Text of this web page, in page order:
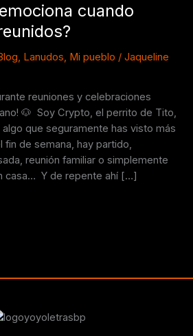
cuando
, Lanudos, Mi pueblo /Jaqueline
reuniones y celebraciones
🐶 Soy Crypto, el perrito de Tito,
que seguramente has visto más
de semana, hay partido,
reunión familiar o simplemente
casa… Y de repente ahí […]